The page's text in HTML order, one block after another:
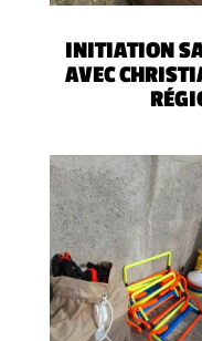
INITIATION
AVEC